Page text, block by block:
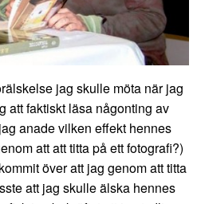
jag skulle möta när jag
att faktiskt läsa någonting av
anade vilken effekt hennes
att att titta på ett fotografi?)
över att jag genom att titta
att jag skulle älska hennes